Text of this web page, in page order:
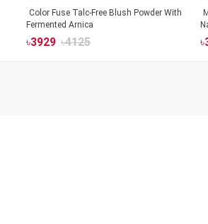
Color Fuse Talc-Free Blush Powder With
Fermented Arnica
৳3929 ৳4125 ৳